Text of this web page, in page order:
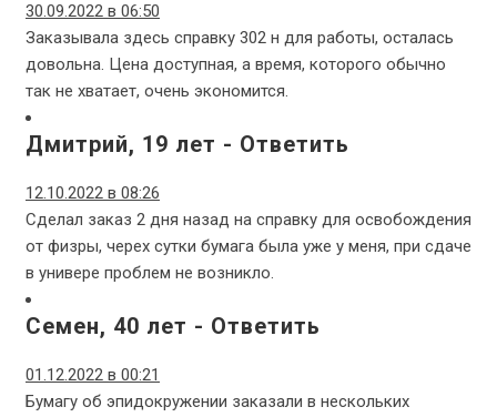
30.09.2022 в 06:50
Заказывала здесь справку 302 н для работы, осталась
довольна. Цена доступная, а время, которого обычно
так не хватает, очень экономится.
Дмитрий, 19 лет - Ответить
12.10.2022 в 08:26
Сделал заказ 2 дня назад на справку для освобождения
от физры, черех сутки бумага была уже у меня, при сдаче
в универе проблем не возникло.
Семен, 40 лет - Ответить
01.12.2022 в 00:21
Бумагу об эпидокружении заказали в нескольких